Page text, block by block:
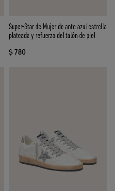
Super-Star de Mujer de ante azul estrella
plateada y refuerzo del talón de piel
$ 780